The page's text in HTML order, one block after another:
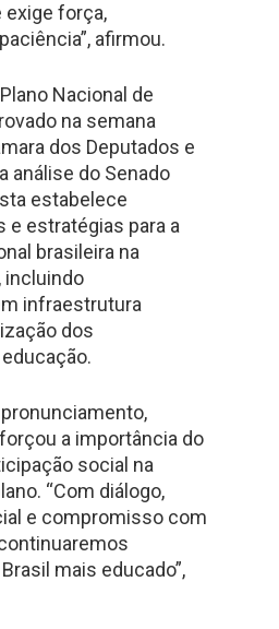
exige força,
afirmou.
Nacional de
na semana
dos Deputados e
análise do Senado
estabelece
e estratégias para a
brasileira na
incluindo
infraestrutura
dos
a importância do
social na
“Com diálogo,
e compromisso com
mais educado”,